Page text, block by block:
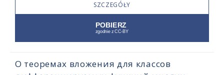
SZCZEGÓŁY
О теоремах вложения для классов